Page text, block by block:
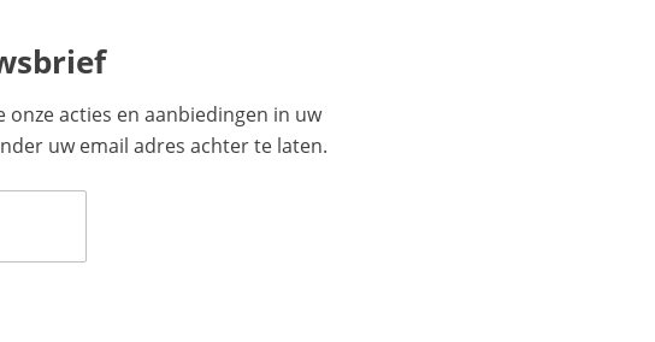
acties en aanbiedingen in uw
uw email adres achter te laten.